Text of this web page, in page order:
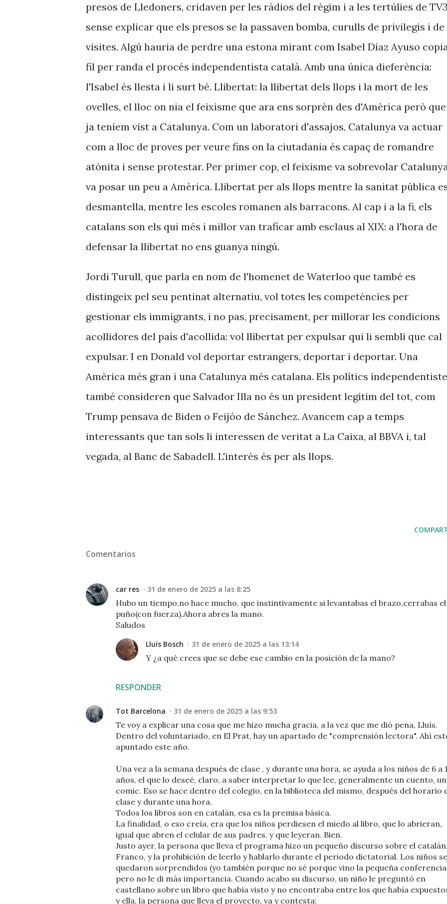
presos de Lledoners, cridaven per les ràdios del règim i a les tertúlies de
sense explicar que els presos se la passaven bomba, curulls de privilegis i de
visites. Algú hauria de perdre una estona mirant com Isabel Díaz Ayuso
fil per randa el procés independentista català. Amb una única dieferència:
l'Isabel és llesta i li surt bé. Llibertat: la llibertat dels llops i la mort de les
ovelles, el lloc on nia el feixisme que ara ens sorprèn des d'Amèrica però que
ja teníem vist a Catalunya. Com un laboratori d'assajos, Catalunya va actuar
com a lloc de proves per veure fins on la ciutadania és capaç de romandre
atònita i sense protestar. Per primer cop, el feixisme va sobrevolar
va posar un peu a Amèrica. Llibertat per als llops mentre la sanitat pública
desmantella, mentre les escoles romanen als barracons. Al cap i a la fi, els
catalans son els qui més i millor van traficar amb esclaus al XIX: a l'hora de
defensar la llibertat no ens guanya ningú.
Jordi Turull, que parla en nom de l'homenet de Waterloo que també es
distingeix pel seu pentinat alternatiu, vol totes les competències per
gestionar els immigrants, i no pas, precisament, per millorar les condicions
acollidores del país d'acollida: vol llibertat per expulsar qui li sembli que cal
expulsar. I en Donald vol deportar estrangers, deportar i deportar. Una
Amèrica més gran i una Catalunya més catalana. Els polítics
també consideren que Salvador Illa no és un president legítim del tot, com
Trump pensava de Biden o Feijóo de Sánchez. Avancem cap a temps
interessants que tan sols li interessen de veritat a La Caixa, al BBVA i, tal
vegada, al Banc de Sabadell. L'interès és per als llops.
Comentarios
car res 31 de enero de 2025 a las 8:25
Hubo un tiempo,no hace mucho, que instintivamente si levantabas el brazo,cerrabas el
puño(con fuerza).Ahora abres la mano.
Saludos
RESPONDER
Lluís Bosch 31 de enero de 2025 a las 13:14
Y ¿a qué crees que se debe ese cambio en la posición de la mano?
Tot Barcelona 31 de enero de 2025 a las 9:53
Te voy a explicar una cosa que me hizo mucha gracia, a la vez que me dió pena, Lluís.
Dentro del voluntariado, en El Prat, hay un apartado de "comprensión lectora". Ahí
apuntado este año.
Una vez a la semana después de clase , y durante una hora, se ayuda a los niños de 6 a
años, el que lo deseé, claro, a saber interpretar lo que lee, generalmente un cuento, un
comic. Eso se hace dentro del colegio, en la biblioteca del mismo, después del horario
clase y durante una hora.
Todos los libros son en catalán, esa es la premisa básica.
La finalidad, o eso creía, era que los niños perdiesen el miedo al libro, que lo abrieran,
igual que abren el celular de sus padres, y que leyeran. Bien.
Justo ayer, la persona que lleva el programa hizo un pequeño discurso sobre el
Franco, y la prohibición de leerlo y hablarlo durante el periodo dictatorial. Los niños se
quedaron sorprendidos (yo también porque no sé porque vino la pequeña
pero no le di más importancia. Cuando acabo su discurso, un niño le preguntó en
castellano sobre un libro que había visto y no encontraba entre los que había
y ella, la persona que lleva el proyecto, va y contesta: